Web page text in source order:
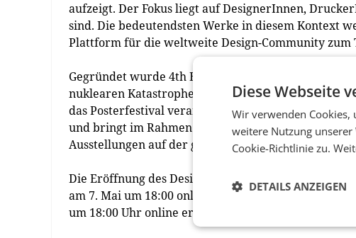
aufzeigt. Der Fokus liegt auf DesignerInnen,
sind. Die bedeutendsten Werke in diesem Kontext
Plattform für die weltweite Design-Community zum
Gegründet wurde 4th Block von Oleg Veklenko in
nuklearen Katastrophe in Tschernobyl. Eine der
das Posterfestival verantwortlich zeichnet, ist Illya
und bringt im Rahmen des Designmonat Graz die
Ausstellungen auf der ganzen Welt statt, etwa in
Die Eröffnung des Designmonat Graz 2021, der
am 7. Mai um 18:00 online statt. Ebenso wird auch
um 18:00 Uhr online eröffnet.
Diese Webseite
Wir verwenden
weitere Nutzung
Cookie-Richtlinie zu.
DETAILS ANZEIGEN